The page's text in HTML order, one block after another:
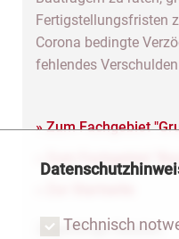
Fertigstellungsfristen
Corona bedingte
fehlendes
» Zum Fachgebiet
» Zum Fachgebiet
Zugehörige Dateien
Technisch